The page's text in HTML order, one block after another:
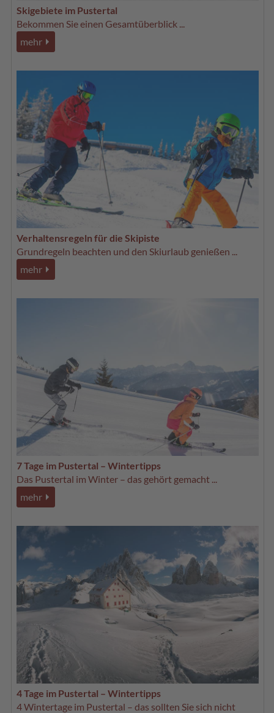
Skigebiete im Pustertal
Bekommen Sie einen Gesamtüberblick ...
mehr
Verhaltensregeln für die Skipiste
Grundregeln beachten und den Skiurlaub genießen ...
mehr
7 Tage im Pustertal – Wintertipps
Das Pustertal im Winter – das gehört gemacht ...
mehr
4 Tage im Pustertal – Wintertipps
4 Wintertage im Pustertal – das sollten Sie sich nicht